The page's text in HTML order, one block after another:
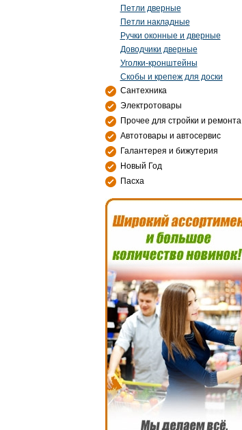
Петли дверные
Петли накладные
Ручки оконные и дверные
Доводчики дверные
Уголки-кронштейны
Скобы и крепеж для доски
Сантехника
Электротовары
Прочее для стройки и ремонта
Автотовары и автосервис
Галантерея и бижутерия
Новый Год
Пасха